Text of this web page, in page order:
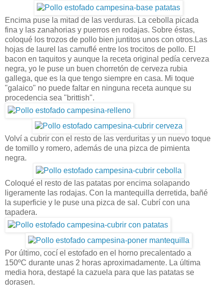
Encima puse la mitad de las verduras. La cebolla picada
fina y las zanahorias y puerros en rodajas. Sobre éstas,
coloqué los trozos de pollo bien juntitos unos con otros.Las
hojas de laurel las camuflé entre los trocitos de pollo. El
bacon en taquitos y aunque la receta original pedía cerveza
negra, yo le puse un buen chorretón de cerveza rubia
gallega, que es la que tengo siempre en casa. Mi toque
"galaico" no puede faltar en ninguna receta aunque su
procedencia sea "brittish".
Volví a cubrir con el resto de las verduritas y un nuevo toque
de tomillo y romero, además de una pizca de pimienta
negra.
Coloqué el resto de las patatas por encima solapando
ligeramente las rodajas. Con la mantequilla derretida, bañé
la superficie y le puse una pizca de sal. Cubrí con una
tapadera.
Por último, cocí el estofado en el horno precalentado a
150ºC durante unas 2 horas aproximadamente. La última
media hora, destapé la cazuela para que las patatas se
dorasen.